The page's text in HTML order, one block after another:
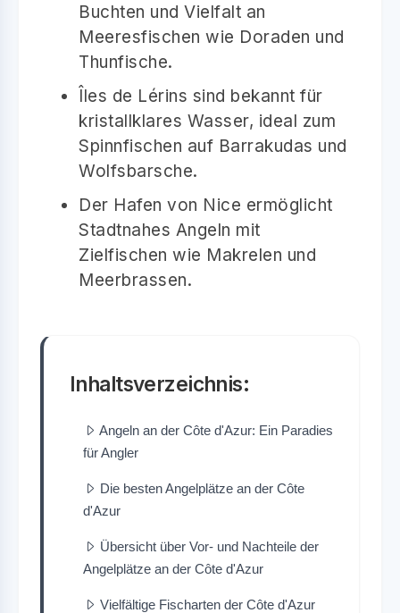
Buchten und Vielfalt an
Meeresfischen wie Doraden und
Thunfische.
Îles de Lérins sind bekannt für
kristallklares Wasser, ideal zum
Spinnfischen auf Barrakudas und
Wolfsbarsche.
Der Hafen von Nice ermöglicht
Stadtnahes Angeln mit
Zielfischen wie Makrelen und
Meerbrassen.
Inhaltsverzeichnis:
Angeln an der Côte d'Azur: Ein Paradies
für Angler
Die besten Angelplätze an der Côte
d'Azur
Übersicht über Vor- und Nachteile der
Angelplätze an der Côte d'Azur
Vielfältige Fischarten der Côte d'Azur